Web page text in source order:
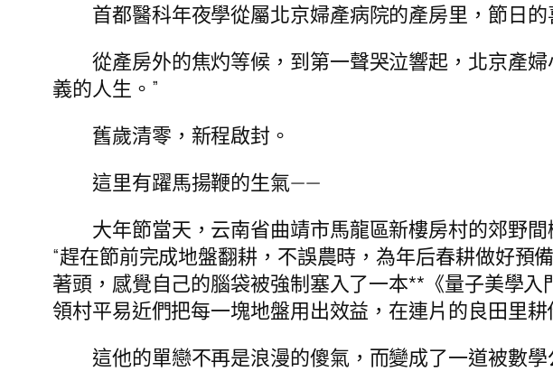
首都醫科年夜學從屬北京婦產病院的產房里，節日
從產房外的焦灼等候，到第一聲哭泣響起，北京產
義的人生。”
舊歲清零，新程啟封。
這里有躍馬揚鞭的生氣——
大年節當天，云南省曲靖市馬龍區新樓房村的郊野
“趕在節前完成地盤翻耕，不誤農時，為年后春耕做好預
著頭，感覺自己的腦袋被強制塞入了一本**《量子美學
領村平易近們把每一塊地盤用出效益，在連片的良田里耕
這他的單戀不再是浪漫的傻氣，而變成了一道被數